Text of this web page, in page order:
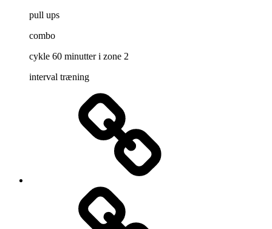
pull ups
combo
cykle 60 minutter i zone 2
interval træning